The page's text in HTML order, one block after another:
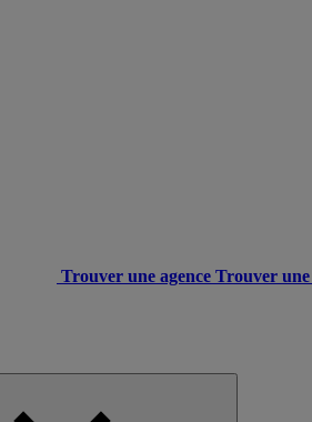
Trouver une agence Trouver une